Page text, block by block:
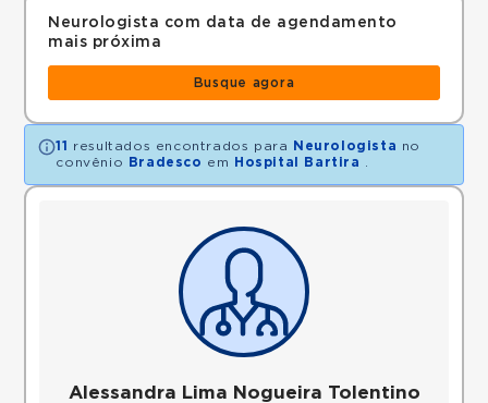
Neurologista com data de agendamento
mais próxima
Busque agora
11 resultados encontrados para Neurologista no
convênio
Bradesco em Hospital Bartira
Alessandra Lima Nogueira Tolentino